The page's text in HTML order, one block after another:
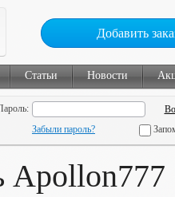
Добавить
Статьи Новости
Забыли пароль?
Apollon777